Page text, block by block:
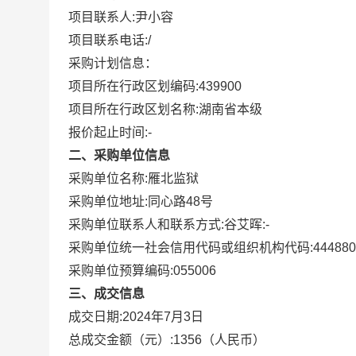
项目联系人:尹小容
项目联系电话:/
采购计划信息：
项目所在行政区划编码:439900
项目所在行政区划名称:湖南省本级
报价起止时间:-
二、采购单位信息
采购单位名称:雁北监狱
采购单位地址: 同心路48号
采购单位联系人和联系方式:谷艾晖:-
采购单位统一社会信用代码或组织机构代码:
采购单位预算编码:055006
三、成交信息
成交日期:2024年7月3日
总成交金额（元）:1356 （人民币）